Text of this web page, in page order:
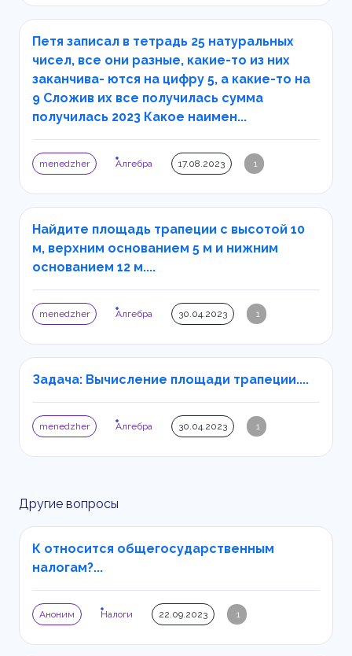
Петя записал в тетрадь 25 натуральных
чисел, все они разные, какие-то из них
заканчива- ются на цифру 5, а какие-то на
9 Сложив их все получилась сумма
получилась 2023 Какое наимен...
menedzher Алгебра 17.08.2023 1
Найдите площадь трапеции с высотой 10
м, верхним основанием 5 м и нижним
основанием 12 м....
menedzher Алгебра 30.04.2023 1
Задача: Вычисление площади трапеции....
menedzher Алгебра 30.04.2023 1
Другие вопросы
К относится общегосударственным
налогам?...
Аноним Налоги 22.09.2023 1